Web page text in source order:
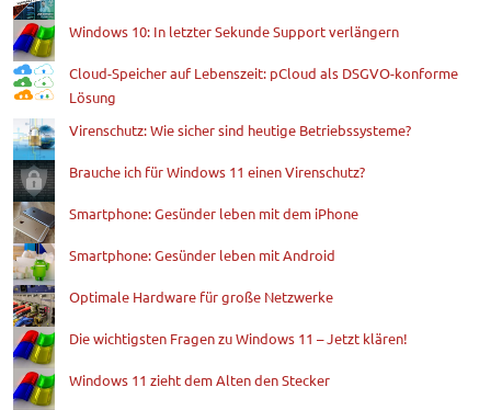
Windows 10: In letzter Sekunde Support verlängern
Cloud-Speicher auf Lebenszeit: pCloud als DSGVO-konforme
Lösung
Virenschutz: Wie sicher sind heutige Betriebssysteme?
Brauche ich für Windows 11 einen Virenschutz?
Smartphone: Gesünder leben mit dem iPhone
Smartphone: Gesünder leben mit Android
Optimale Hardware für große Netzwerke
Die wichtigsten Fragen zu Windows 11 – Jetzt klären!
Windows 11 zieht dem Alten den Stecker